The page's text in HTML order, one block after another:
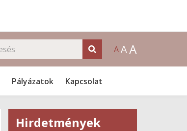
AAA
Pályázatok Kapcsolat
Hirdetmények